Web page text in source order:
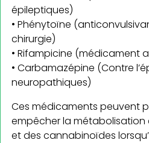
épileptiques)
• Phénytoïne
chirurgie)
• Rifampicine (médicament
• Carbamazépine (Contre
neuropathiques)
Ces médicaments peuvent
empêcher la métabolisation
et des cannabinoïdes